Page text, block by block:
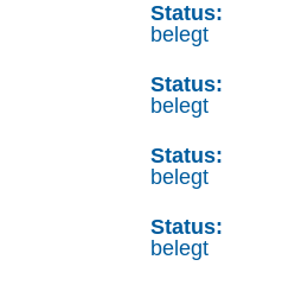
Status:
belegt
Status:
belegt
Status:
belegt
Status:
belegt